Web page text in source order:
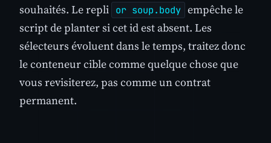
souhaités. Le repli or soup.body empêche le
script de planter si cet id est absent. Les
sélecteurs évoluent dans le temps, traitez donc
le conteneur cible comme quelque chose que
vous revisiterez, pas comme un contrat
permanent.